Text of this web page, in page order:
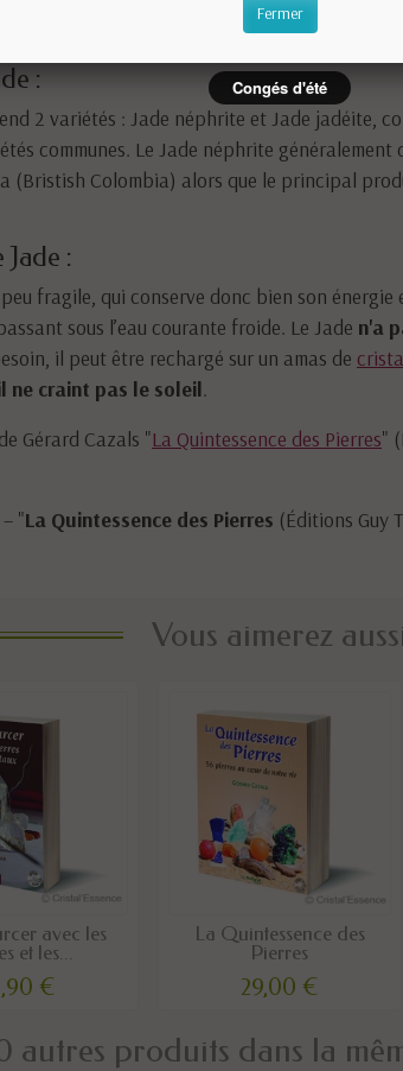
dans la vie.
:
2 variétés : Jade néphrite et Jade jadéite,
communes. Le Jade néphrite généralement
Colombia) alors que le principal
:
fragile, qui conserve donc bien son énergie
sous l’eau courante froide. Le Jade n'a
il peut être rechargé sur un amas de
ne craint pas le soleil.
Gérard Cazals "La Quintessence des Pierres"
"La Quintessence des Pierres (Éditions Guy
Vous aimerez
avec les
et les...
€
La Quintessence des
Pierres
29,00 €
autres produits dans la
Fermer
Congés d'été